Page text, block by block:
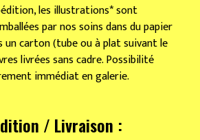
les illustrations* sont
par nos soins dans du papier
un carton (tube ou à plat suivant le
livrées sans cadre. Possibilité
immédiat en galerie.
/ Livraison :